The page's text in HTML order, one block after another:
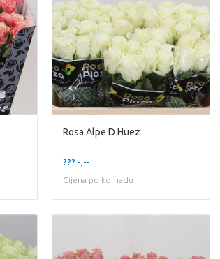
Rosa Alpe D Huez
??? -,--
Cijena po komadu